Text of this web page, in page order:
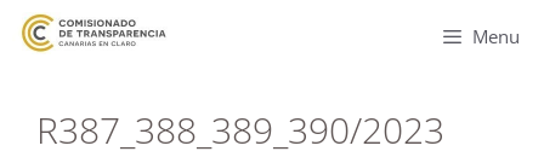
Menu
R387_388_389_390/2023